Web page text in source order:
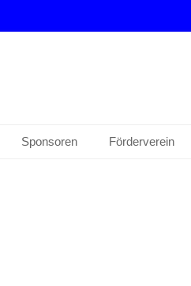
Sponsoren Förderverein